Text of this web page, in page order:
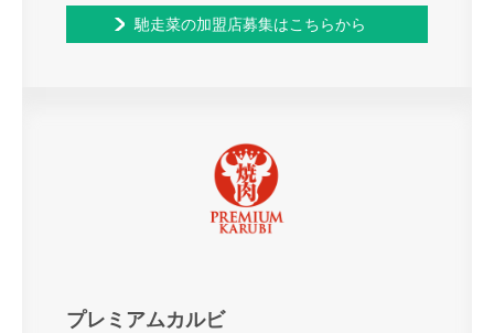
馳走菜の加盟店募集はこちらから
プレミアムカルビ